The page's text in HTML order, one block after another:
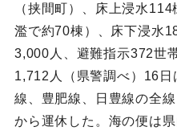
（挟間町）、床上浸水
濫で約70棟）、床下浸水
3,000人、避難指示372世
1,712人（県警調べ）16
線、豊肥線、日豊線の全
から運休した。海の便は